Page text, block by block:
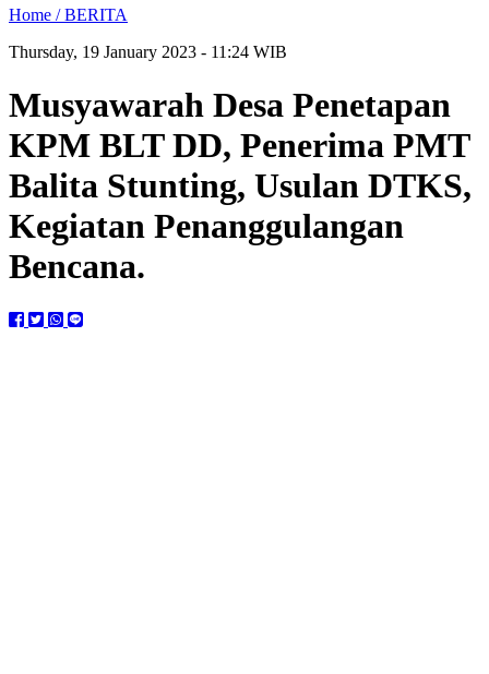
Home /BERITA
Thursday, 19 January 2023 - 11:24 WIB
Musyawarah Desa Penetapan
KPM BLT DD, Penerima PMT
Balita Stunting, Usulan DTKS,
Kegiatan Penanggulangan
Bencana.